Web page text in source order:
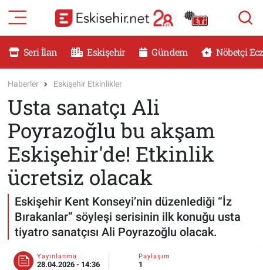
Seri İlan Eskişehir Gündem Nöbetçi
Haberler Eskişehir Etkinlikler
Usta sanatçı Ali
Poyrazoğlu bu akşam
Eskişehir'de! Etkinlik
ücretsiz olacak
Eskişehir Kent Konseyi’nin düzenlediği “İz
Bırakanlar” söyleşi serisinin ilk konuğu usta
tiyatro sanatçısı Ali Poyrazoğlu olacak.
Yayınlanma
28.04.2026 - 14:36
Paylaşım
1
RESMİ İLANLAR
DÜNYA
SAĞLIK
MAGAZİN
KADIN
TEKNOLOJİ
YEMEK
Eskişehir Nöbetçi Eczaneler
Eskişehir Namaz Vakitleri
Eskişehir Trafik Yoğunluk Haritası
Süper Lig Puan Durumu ve Fikstür
Tüm Manşetler
Son Dakika Haberleri
Haber Arşivi